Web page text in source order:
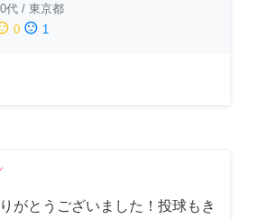
代 / 東京都
0 sentiment_dissatisfied 1
がとうございました！投球もき